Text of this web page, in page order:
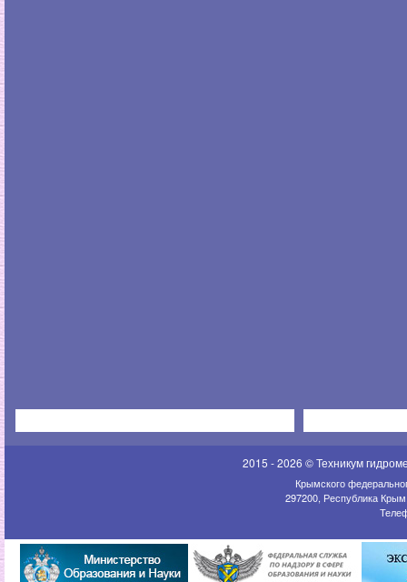
2015 - 2026 © Техникум
Крымского
297200, Республика